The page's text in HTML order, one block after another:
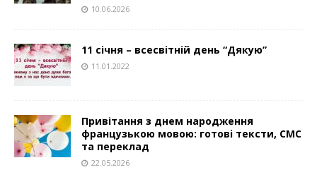
10.06.2026
11 січня – всесвітній день “Дякую”
11.01.2022
Привітання з днем народження
французькою мовою: готові тексти, СМС
та переклад
22.05.2026